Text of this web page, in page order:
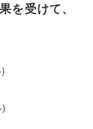
を受けて、
)